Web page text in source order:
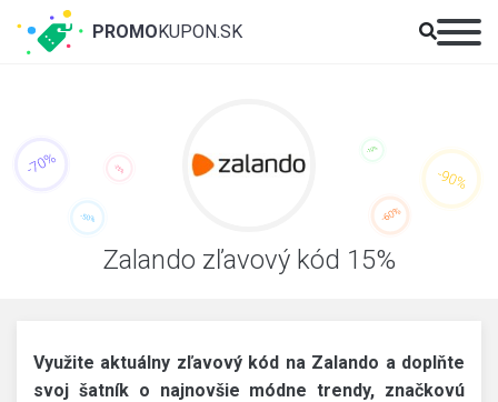
Zalando zľavový kód 15%
Využite aktuálny zľavový kód na Zalando a doplňte
svoj šatník o najnovšie módne trendy, značkovú
PROMOKUPON.SK